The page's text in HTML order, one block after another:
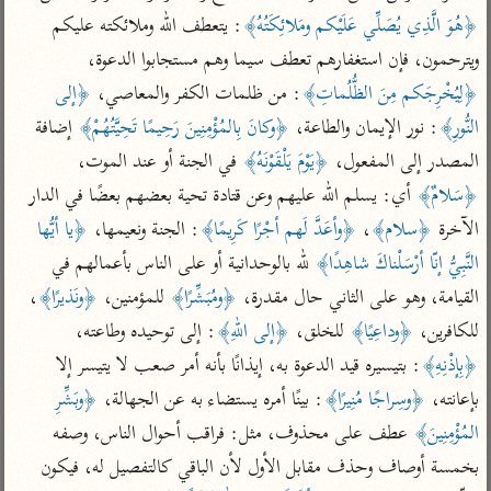
تفسير السمرقندي
تفسير الثعلبي
تفسير أبي السعود
الكشاف للزمخشري
الدر المنثور
تفسير ابن أبي حاتم
تفسير مقاتل
تفسير قتادة
اشترك لتصلك أخبار مشاريعنا
اشترك
راسلنا •تليجرام • تويتر
تعليمات•عن الباحث القرآني
﴿هُوَ الَّذِي يُصَلِّي عَلَيْكم ومَلائِكَتُهُ﴾
ويترحمون، فإن استغفارهم تعطف سيما وهم مستجابوا الدعوة،
﴿لِيُخْرِجَكم مِنَ الظُّلُماتِ﴾: من ظلمات الكفر والمعاصي،
النُّورِ﴾: نور الإيمان والطاعة، ﴿وكانَ بِالمُؤْمِنِينَ رَحِيمًا تَحِيَّتُهُمْ﴾
المصدر إلى المفعول، ﴿يَوْمَ يَلْقَوْنَهُ﴾ في الجنة أو عند الموت،
﴿سَلامٌ﴾
أي: يسلم الله عليهم وعن قتادة تحية بعضهم بعضًا في الدار
الآخرة ﴿سلام﴾، ﴿وأعَدَّ لَهم أجْرًا كَرِيمًا﴾: الجنة ونعيمها،
النَّبِيُّ إنّا أرْسَلْناكَ شاهِدًا﴾
القيامة، وهو على الثاني حال مقدرة، ﴿ومُبَشِّرًا﴾ للمؤمنين، ﴿ونَذيرًا﴾
للكافرين، ﴿وداعِيًا﴾ للخلق، ﴿إلى اللهِ﴾: إلى توحيده وطاعته،
﴿بِإذْنِهِ﴾
بإعانته، ﴿وسِراجًا مُنِيرًا﴾: بينًا أمره يستضاء به عن الجهالة،
﴿وبَشِّرِ
المُؤْمِنِينَ﴾